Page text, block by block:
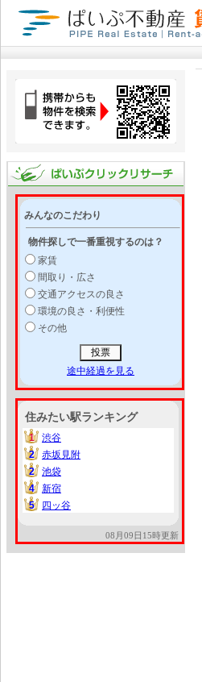
みんなのこだわり
物件探しで一番重視するのは？
家賃
間取り・広さ
交通アクセスの良さ
環境の良さ・利便性
その他
途中経過を見る
住みたい駅ランキング
1
1
渋谷
2
2
赤坂見附
2
2
池袋
4
4
新宿
5
5 四ッ谷
08月09日15時更新